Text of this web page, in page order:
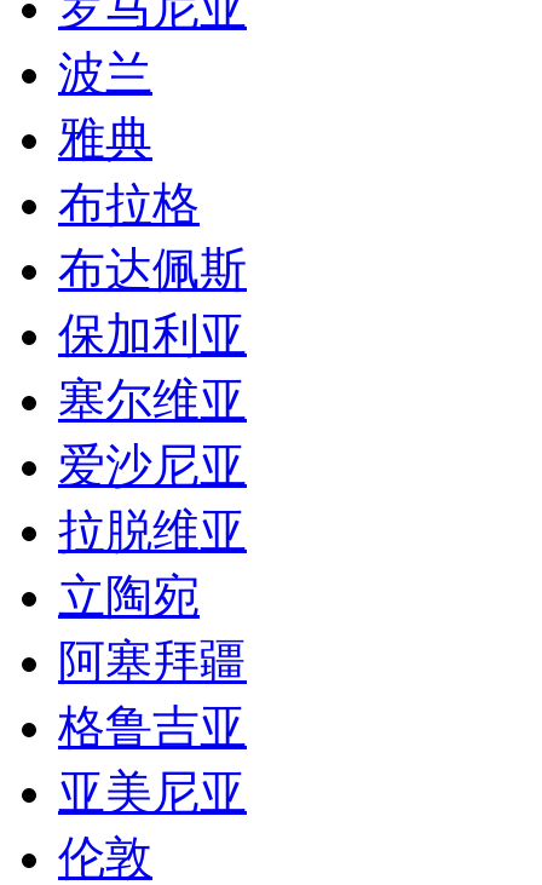
波兰
雅典
布拉格
布达佩斯
保加利亚
塞尔维亚
爱沙尼亚
拉脱维亚
立陶宛
阿塞拜疆
格鲁吉亚
亚美尼亚
伦敦